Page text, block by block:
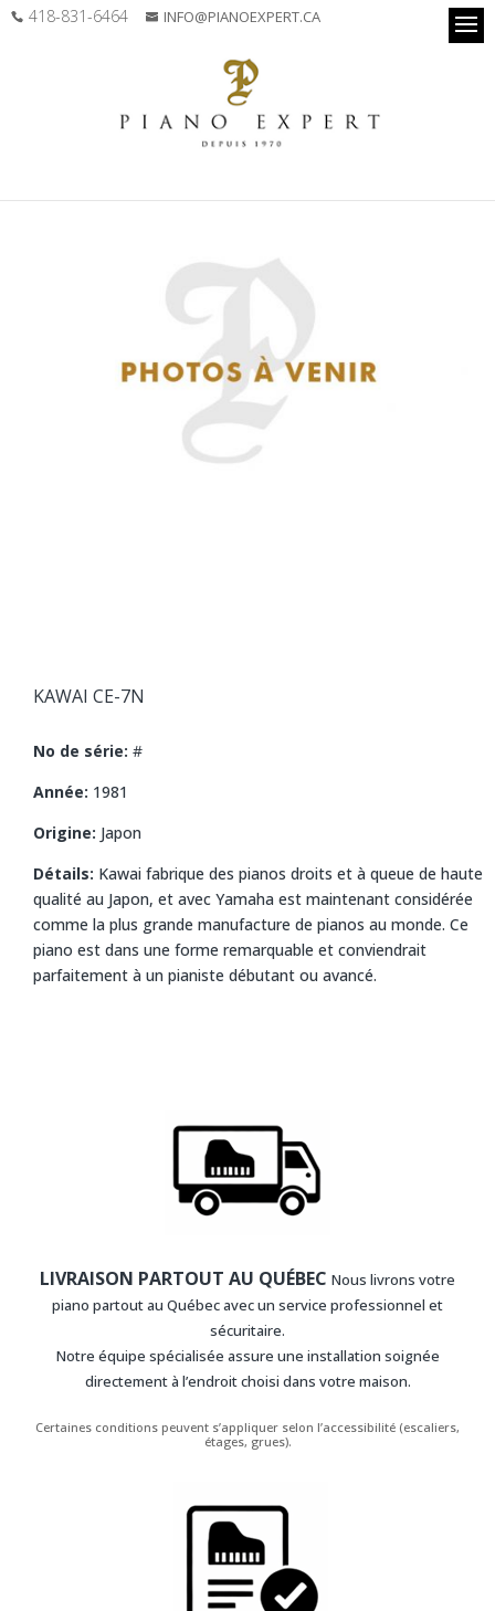
418-831-6464 INFO@PIANOEXPERT.CA
KAWAI CE-7N
No de série: #
Année: 1981
Origine: Japon
Détails: Kawai fabrique des pianos droits et à queue de haute
qualité au Japon, et avec Yamaha est maintenant considérée
comme la plus grande manufacture de pianos au monde. Ce
piano est dans une forme remarquable et conviendrait
parfaitement à un pianiste débutant ou avancé.
LIVRAISON PARTOUT AU QUÉBEC Nous livrons votre
piano partout au Québec avec un service professionnel et
sécuritaire.
Notre équipe spécialisée assure une installation soignée
directement à l’endroit choisi dans votre maison.
Certaines conditions peuvent s’appliquer selon l’accessibilité (escaliers,
étages, grues).